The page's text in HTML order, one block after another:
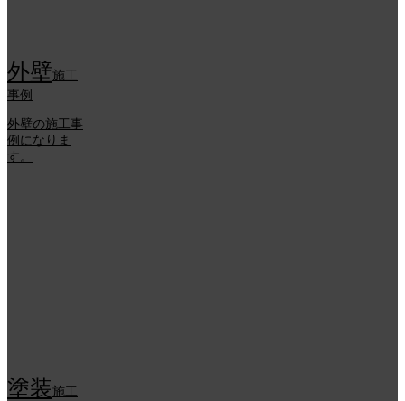
外壁施工
事例
外壁の施工事
例になりま
す。
塗装施工